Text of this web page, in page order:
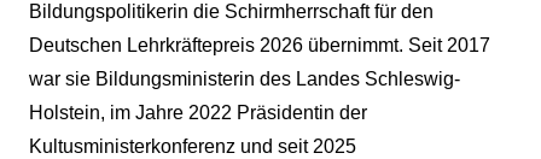
Bildungspolitikerin die Schirmherrschaft für den
Deutschen Lehrkräftepreis 2026 übernimmt. Seit 2017
war sie Bildungsministerin des Landes Schleswig-
Holstein, im Jahre 2022 Präsidentin der
Kultusministerkonferenz und seit 2025